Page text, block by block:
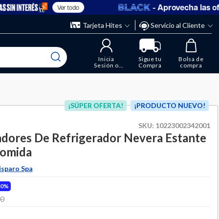
Ver todo - Aprovecha las
Servicio al Cliente
Tarjeta Hites
Inicia
Sesión o
Regístrate
Sigue tu
Compra
Bolsa de
compra
y elimina los que ya no necesitas.
¡SÚPER OFERTA! ¡PRODUCTO NUEVO!
SKU: 10223002342001
De Refrigerador Nevera Estante
Spa
to